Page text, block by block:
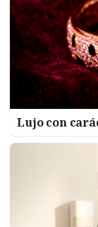
Lujo con